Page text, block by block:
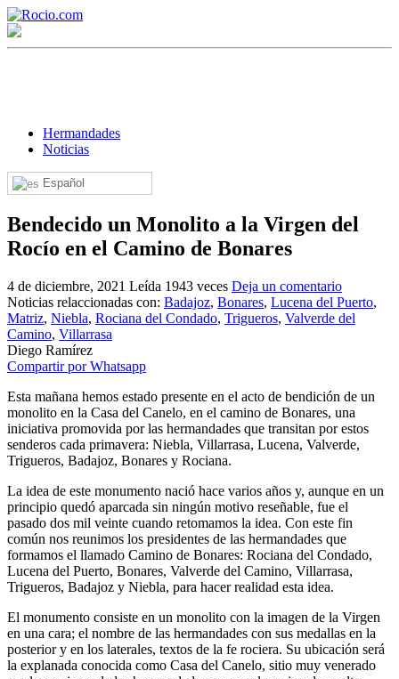
Hermandades
Noticias
Español
Bendecido un Monolito a la Virgen del
Rocío en el Camino de Bonares
4 de diciembre, 2021 Leída 1943 veces Deja un comentario
Noticias relaccionadas con: Badajoz, Bonares, Lucena del Puerto,
Matriz, Niebla, Rociana del Condado, Trigueros, Valverde del
Camino, Villarrasa
Diego Ramírez
Compartir por Whatsapp
Esta mañana hemos estado presente en el acto de bendición de un
monolito en la Casa del Canelo, en el camino de Bonares, una
iniciativa promovida por las hermandades que transitan por estos
senderos cada primavera: Niebla, Villarrasa, Lucena, Valverde,
Trigueros, Badajoz, Bonares y Rociana.
La idea de este monumento nació hace varios años y, aunque en un
principio quedó aparcada sin ningún motivo reseñable, fue el
pasado dos mil veinte cuando retomamos la idea. Con este fin
común nos reunimos los presidentes de las hermandades que
formamos el llamado Camino de Bonares: Rociana del Condado,
Lucena del Puerto, Bonares, Valverde del Camino, Villarrasa,
Trigueros, Badajoz y Niebla, para hacer realidad esta idea.
El monumento consiste en un monolito con la imagen de la Virgen
en una cara; el nombre de las hermandades con sus medallas en la
posterior y en los laterales, textos de la fe rociera. Su ubicación será
la explanada conocida como Casa del Canelo, sitio muy venerado
¡Bienvenido! Soy el asistente virtual de rocio.com.
¿En qué puedo ayudarte?
Historia de la Virgen del Rocío
¿Cuándo es la romería del Rocío?
¿Cuántas hermandades participan en la romería?
El traslado cada siete años
¿Cuales son los actos principales que se celebran en el
Rocío?
Quiero hacer el camino,¿que tengo que hacer?
En el Rocío, ¿dónde me alojo?